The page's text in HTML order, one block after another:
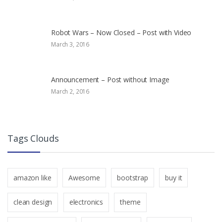
Robot Wars – Now Closed – Post with Video
March 3, 2016
Announcement – Post without Image
March 2, 2016
Tags Clouds
amazon like Awesome bootstrap buy it
clean design electronics theme